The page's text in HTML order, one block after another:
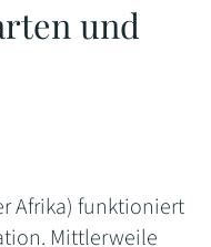
und
Afrika) funktioniert
Mittlerweile